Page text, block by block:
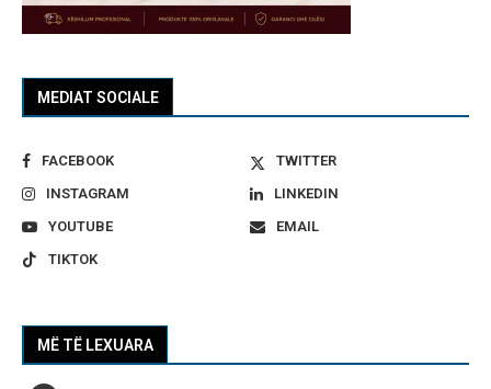
MEDIAT SOCIALE
FACEBOOK
TWITTER
INSTAGRAM
LINKEDIN
YOUTUBE
EMAIL
TIKTOK
MË TË LEXUARA